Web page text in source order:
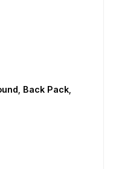
Back Pack,